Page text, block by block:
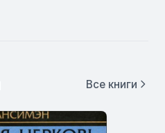
Все книги